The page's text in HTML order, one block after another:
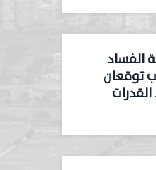
الفساد
توقعان